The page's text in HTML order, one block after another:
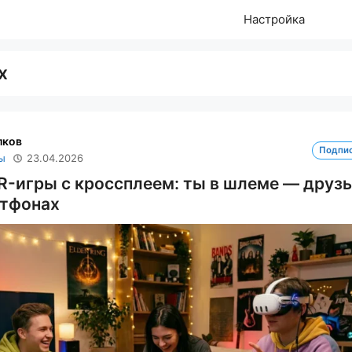
Настройка
23.04.2026
игры с кроссплеем: ты в шлеме —